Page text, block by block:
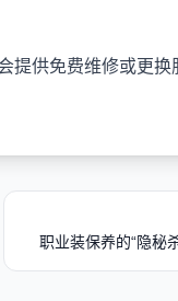
提供免费维修或更换
职业装保养的“隐秘